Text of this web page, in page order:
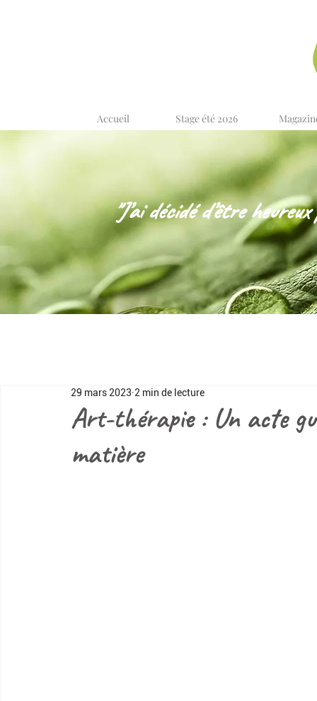
Accueil Stage été 2026
"J’ai décidé d’être
Art-thérapie : Un acte
matière
29 mars 2023 2 min de lecture